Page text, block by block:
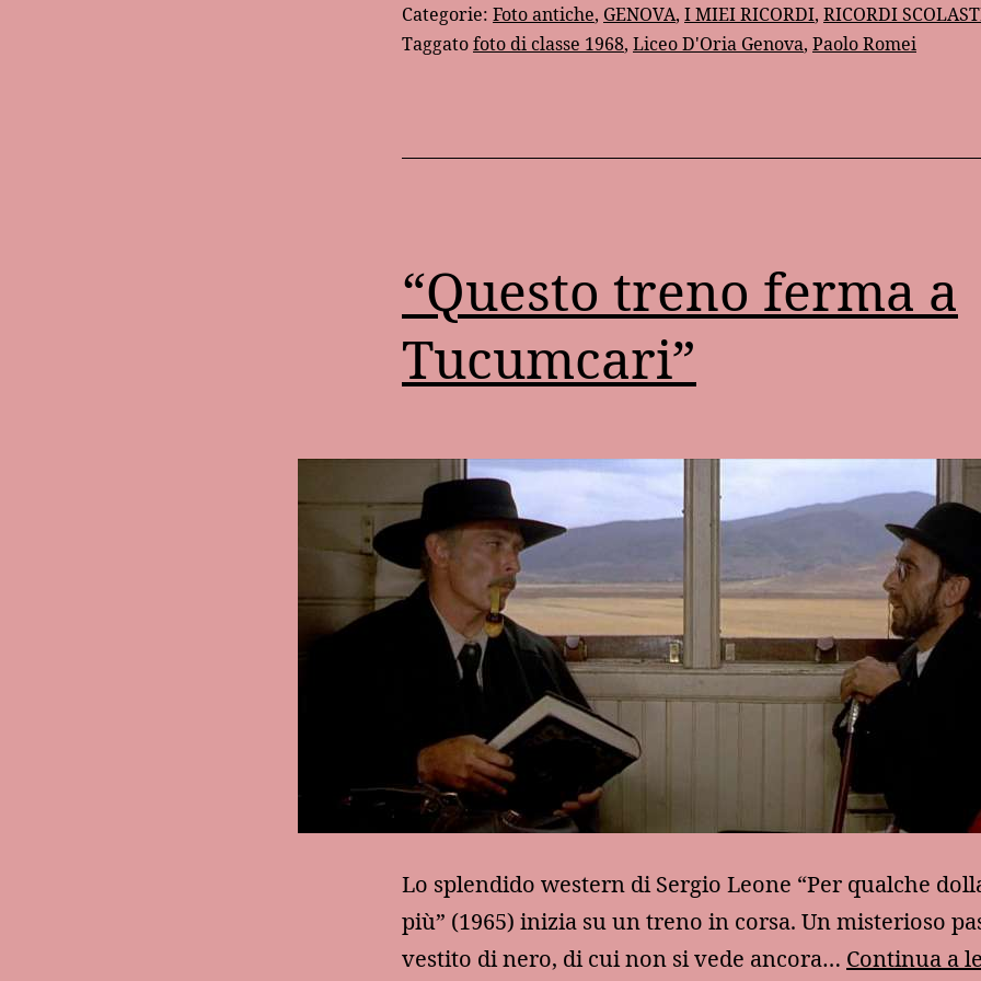
classe
Categorie: Foto antiche, GENOVA, I MIEI RICORDI, RICORDI
Taggatofoto di classe 1968, Liceo D'Oria Genova, Paolo Romei
“Questo treno ferma a
Tucumcari”
Lo splendido western di Sergio Leone “Per qualche
più” (1965) inizia su un treno in corsa. Un misterioso
vestito di nero, di cui non si vede ancora… Continua a